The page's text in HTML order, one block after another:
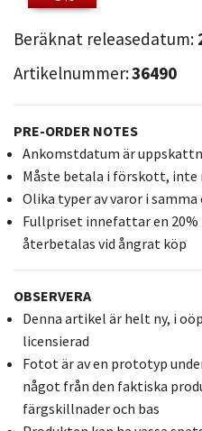
Beräknat releasedatum:
Artikelnummer:36490
PRE-ORDER NOTES
Ankomstdatum är
Måste betala i förskott,
Olika typer av varor i
Fullpriset innefattar en 20%
återbetalas vid ångrat köp
OBSERVERA
Denna artikel är helt ny, i
licensierad
Fotot är av en prototyp
något från den faktiska
färgskillnader och bas